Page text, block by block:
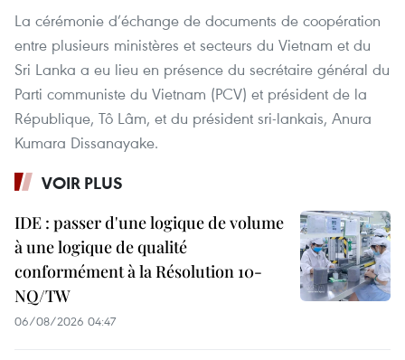
La cérémonie d’échange de documents de coopération
entre plusieurs ministères et secteurs du Vietnam et du
Sri Lanka a eu lieu en présence du secrétaire général du
Parti communiste du Vietnam (PCV) et président de la
République, Tô Lâm, et du président sri-lankais, Anura
Kumara Dissanayake.
VOIR PLUS
IDE : passer d'une logique de volume
à une logique de qualité
conformément à la Résolution 10-
NQ/TW
06/08/2026 04:47